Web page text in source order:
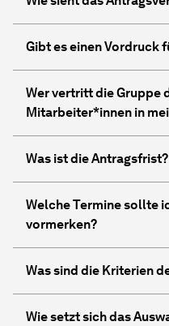
Gibt es einen Vordruck
Wer vertritt die Gruppe
Mitarbeiter*innen in
Was ist die Antragsfrist?
Welche Termine sollte
vormerken?
Was sind die Kriterien
Wie setzt sich das